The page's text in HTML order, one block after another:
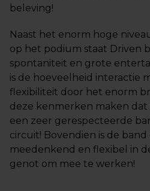
beleving!
Naast het enorm hoge
op het podium staat Driven
spontaniteit en grote
is de hoeveelheid interactie
flexibiliteit door het enorm
deze kenmerken maken dat
een zeer gerespecteerde
circuit! Bovendien is de
meedenkend en flexibel in
genot om mee te werken!